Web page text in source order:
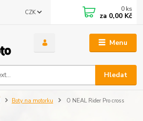
Menu
CZK
Hledat
0 ks
za 0,00 Kč
Boty na motorku
O NEAL Rider Pro cross